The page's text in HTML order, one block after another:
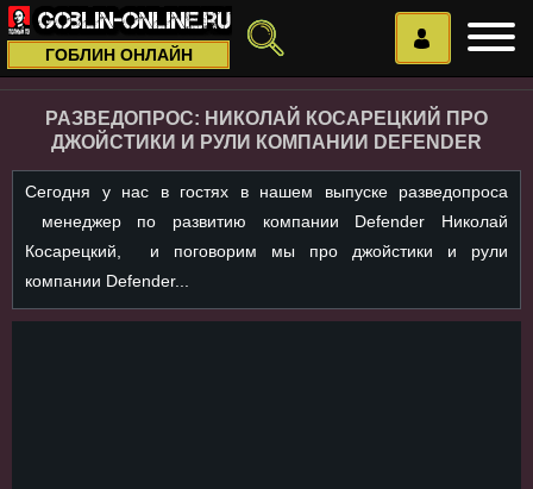
ГОБЛИН ОНЛАЙН
РАЗВЕДОПРОС: НИКОЛАЙ КОСАРЕЦКИЙ ПРО
ДЖОЙСТИКИ И РУЛИ КОМПАНИИ DEFENDER
Сегодня у нас в гостях в нашем выпуске разведопроса
менеджер по развитию компании Defender Николай
Косарецкий, и поговорим мы про джойстики и рули
компании Defender...